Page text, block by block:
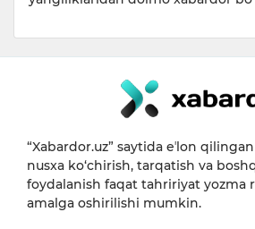
“Xabardor.uz” saytida eʼlon
nusxa ko‘chirish, tarqatish va
foydalanish faqat tahririyat yozma
amalga oshirilishi mumkin.